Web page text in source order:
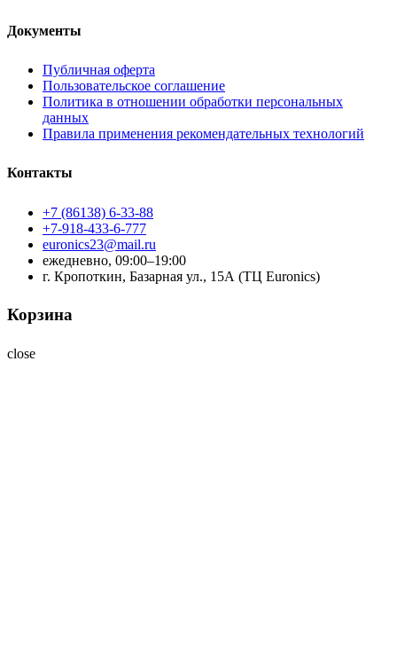
Документы
Публичная оферта
Пользовательское соглашение
Политика в отношении обработки персональных
данных
Правила применения рекомендательных технологий
Контакты
+7 (86138) 6-33-88
+7-918-433-6-777
euronics23@mail.ru
ежедневно, 09:00–19:00
г. Кропоткин, Базарная ул., 15А (ТЦ Euronics)
Корзина
close